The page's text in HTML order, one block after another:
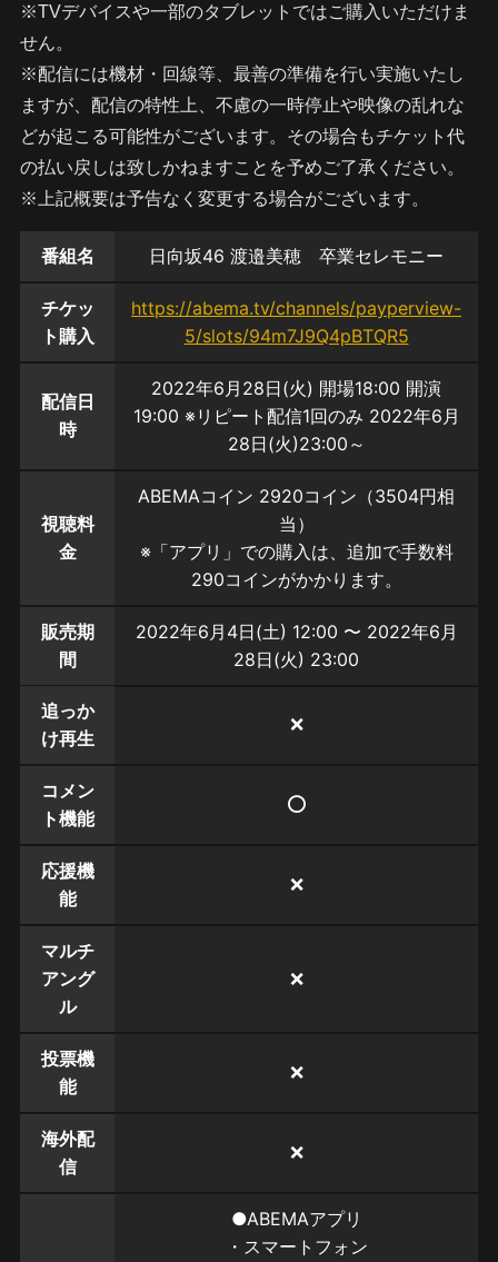
※TVデバイスや一部のタブレットではご購入いただけま
せん。
※配信には機材・回線等、最善の準備を行い実施いたし
ますが、配信の特性上、不慮の一時停止や映像の乱れな
どが起こる可能性がございます。その場合もチケット代
の払い戻しは致しかねますことを予めご了承ください。
※上記概要は予告なく変更する場合がございます。